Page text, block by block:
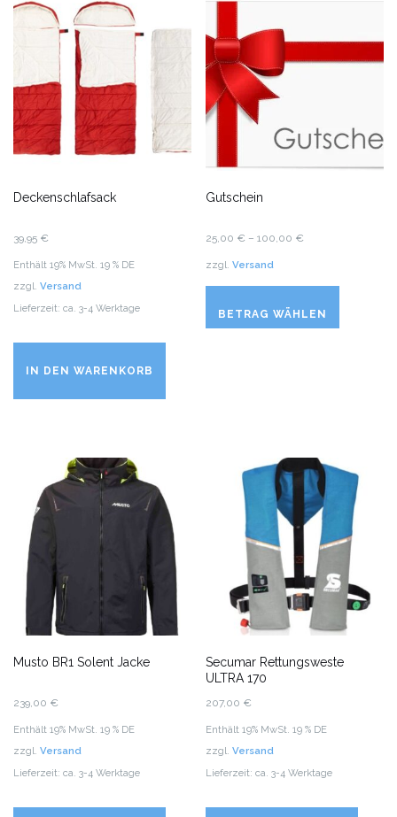
Deckenschlafsack
39,95 €
Enthält 19% MwSt. 19 % DE
zzgl. Versand
Lieferzeit: ca. 3-4 Werktage
IN DEN WARENKORB
Gutschein
25,00 € –100,00 €
zzgl.Versand
BETRAG WÄHLEN
Musto BR1 Solent Jacke
239,00 €
Enthält 19% MwSt. 19 % DE
zzgl. Versand
Lieferzeit: ca. 3-4 Werktage
Secumar Rettungsweste
ULTRA 170
207,00 €
Enthält 19% MwSt. 19 % DE
zzgl.Versand
Lieferzeit: ca. 3-4 Werktage